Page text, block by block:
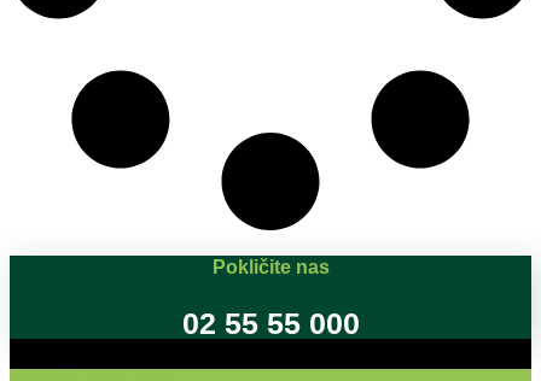
Pokličite nas
02 55 55 000